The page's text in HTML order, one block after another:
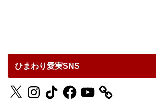
ひまわり愛実SNS
X InstagramTikTokFacebookYouTube